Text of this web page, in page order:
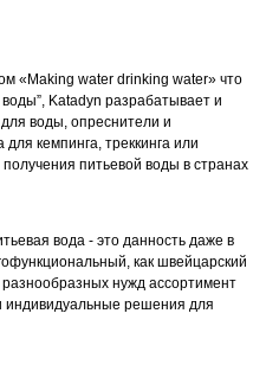
«Making water drinking water» что
Katadyn разрабатывает и
воды, опреснители и
кемпинга, треккинга или
питьевой воды в странах
вода - это данность даже в
как швейцарский
нужд ассортимент
индивидуальные решения для